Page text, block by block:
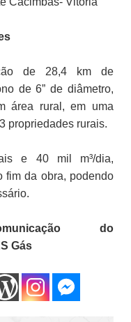
de 28,4 km de
de 6” de diâmetro,
área rural, em uma
propriedades rurais.
e 40 mil m³/dia,
fim da obra, podendo
do
Gás